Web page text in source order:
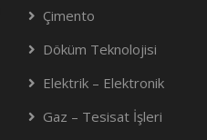
Çimento
Döküm Teknolojisi
Elektrik – Elektronik
Gaz – Tesisat İşleri